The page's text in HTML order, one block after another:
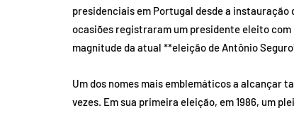
presidenciais em Portugal desde a
ocasiões registraram um presidente eleito com
magnitude da atual **eleição de Antônio
Um dos nomes mais emblemáticos a alcançar
vezes. Em sua primeira eleição, em 1986, um